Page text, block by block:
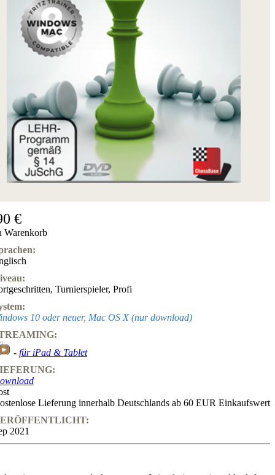
€
Warenkorb
, Turnierspieler, Profi
10 oder neuer, Mac OS X (nur download)
- für iPad & Tablet
Lieferung innerhalb Deutschlands ab 60 EUR Einkaufswert
2021